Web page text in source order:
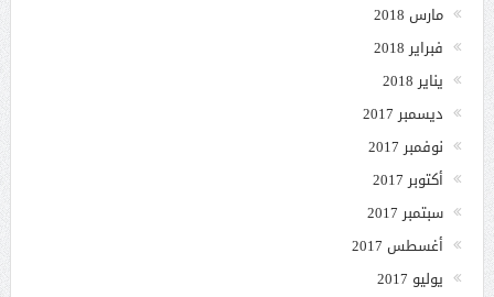
مارس 2018
فبراير 2018
يناير 2018
ديسمبر 2017
نوفمبر 2017
أكتوبر 2017
سبتمبر 2017
أغسطس 2017
يوليو 2017